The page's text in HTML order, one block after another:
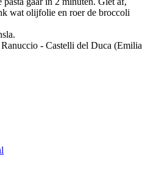
wat olijfolie en roer de broccoli
- Castelli del Duca (Emilia